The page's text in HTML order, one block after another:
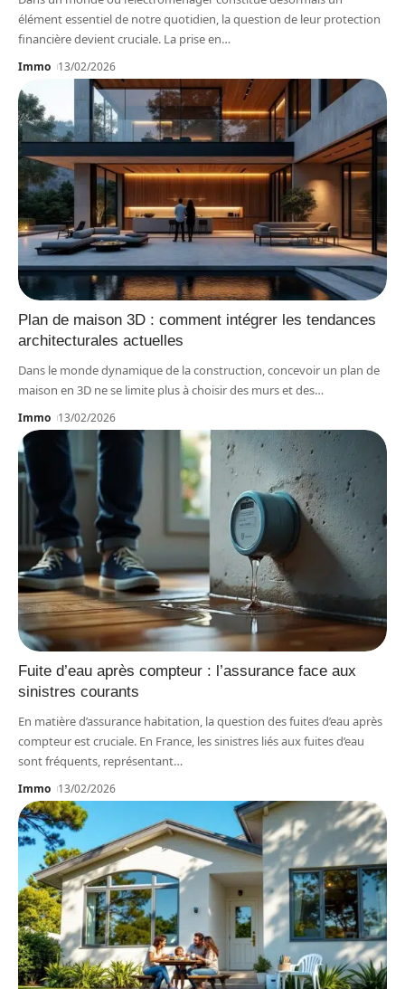
élément essentiel de notre quotidien, la question de leur protection
financière devient cruciale. La prise en…
Immo 13/02/2026
Plan de maison 3D : comment intégrer les tendances
architecturales actuelles
Dans le monde dynamique de la construction, concevoir un plan de
maison en 3D ne se limite plus à choisir des murs et des…
Immo 13/02/2026
Fuite d’eau après compteur : l’assurance face aux
sinistres courants
En matière d’assurance habitation, la question des fuites d’eau après
compteur est cruciale. En France, les sinistres liés aux fuites d’eau
sont fréquents, représentant…
Immo 13/02/2026